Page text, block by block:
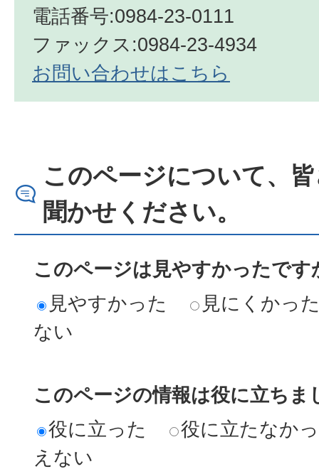
電話番号:0984-23-0111
ファックス:0984-23-4934
お問い合わせはこちら
このページについて、
聞かせください。
このページは見やすかったです
見やすかった
見にくかっ
ない
このページの情報は役に立ちま
役に立った
役に立たなか
えない